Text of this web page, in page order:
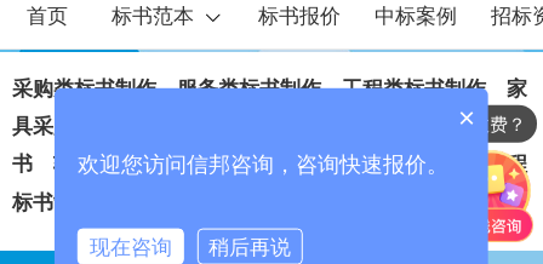
首页 标书范本 标书报价 中标案例 招标
采购类标书‍制作‍服务类标书‍制作‍工程类标书‍制作
家
具采购标书制作
物业保洁服务标
书
软件项目投标书制作 通信工程标书制作‍
电力工程
标书制作
标书代写怎么收费？
×
欢迎您访问信邦咨询，咨询快速报价。
现在咨询 稍后再说